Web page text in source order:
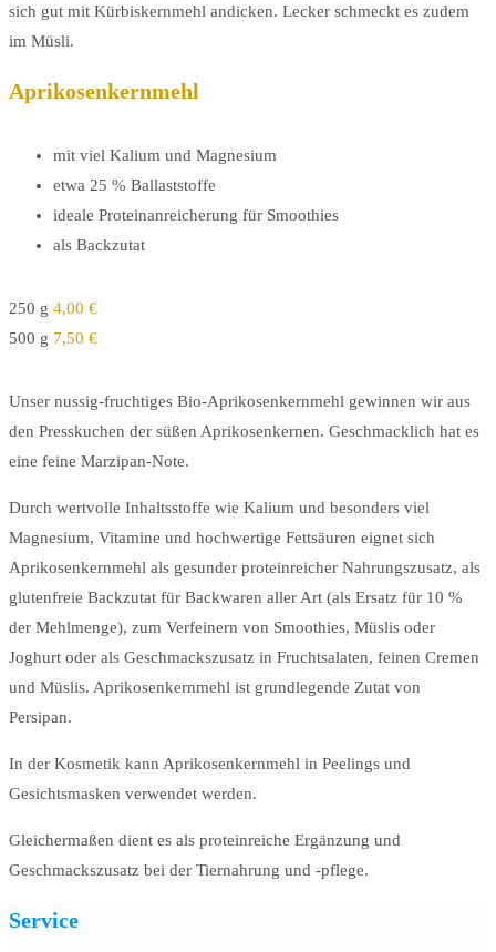
sich gut mit Kürbiskernmehl andicken. Lecker schmeckt es zudem
im Müsli.
Aprikosenkernmehl
mit viel Kalium und Magnesium
etwa 25 % Ballaststoffe
ideale Proteinanreicherung für Smoothies
als Backzutat
250 g 4,00 €
500 g 7,50 €
Unser nussig-fruchtiges Bio-Aprikosenkernmehl gewinnen wir aus
den Presskuchen der süßen Aprikosenkernen. Geschmacklich hat es
eine feine Marzipan-Note.
Durch wertvolle Inhaltsstoffe wie Kalium und besonders viel
Magnesium, Vitamine und hochwertige Fettsäuren eignet sich
Aprikosenkernmehl als gesunder proteinreicher Nahrungszusatz, als
glutenfreie Backzutat für Backwaren aller Art (als Ersatz für 10 %
der Mehlmenge), zum Verfeinern von Smoothies, Müslis oder
Joghurt oder als Geschmackszusatz in Fruchtsalaten, feinen Cremen
und Müslis. Aprikosenkernmehl ist grundlegende Zutat von
Persipan.
In der Kosmetik kann Aprikosenkernmehl in Peelings und
Gesichtsmasken verwendet werden.
Gleichermaßen dient es als proteinreiche Ergänzung und
Geschmackszusatz bei der Tiernahrung und -pflege.
Service